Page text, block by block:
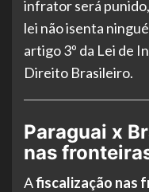
infrator será
lei não isenta
artigo 3º da Lei de
Direito Brasileiro.
Paraguai x
nas
Afiscalização nas